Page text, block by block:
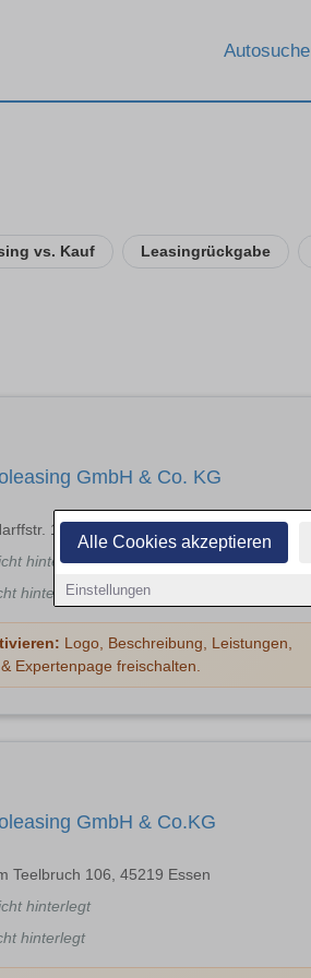
Alle Cookies akzeptieren
Einstellungen
Autosuche
vs. Kauf Leasingrückgabe
GmbH & Co. KG
110a, 40591 Düsseldorf
hinterlegt
hinterlegt
Logo, Beschreibung, Leistungen,
Expertenpage freischalten.
GmbH & Co.KG
Teelbruch 106, 45219 Essen
hinterlegt
hinterlegt